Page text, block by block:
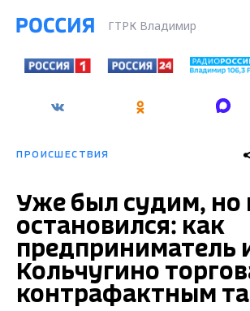
ГТРК Владимир
ПРОИСШЕСТВИЯ
Уже был судим, но
остановился: как
предприниматель
Кольчугино
контрафактным